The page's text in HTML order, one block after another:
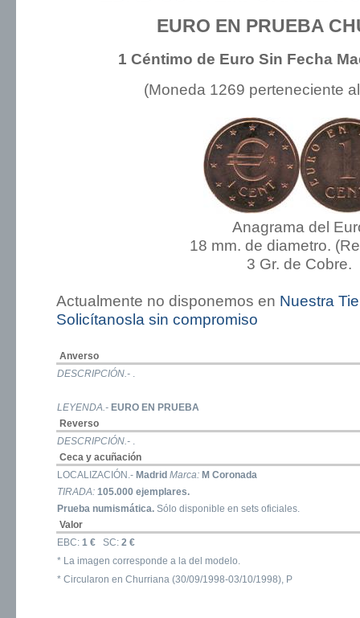
EURO EN PRUEBA
1 Céntimo de Euro Sin Fecha
(Moneda 1269 perteneciente
Anagrama del
18 mm. de diametro.
3 Gr. de Cobre.
Actualmente no disponemos en Nuestra
Solicítanosla sin compromiso
Anverso
DESCRIPCIÓN.- .
LEYENDA.- EURO EN PRUEBA
Reverso
DESCRIPCIÓN.- .
Ceca y acuñación
LOCALIZACIÓN.- Madrid Marca: M Coronada
TIRADA: 105.000 ejemplares.
Prueba numismática. Sólo disponible en sets oficiales.
Valor
EBC: 1 € SC: 2 €
* La imagen corresponde a la del modelo.
* Circularon en Churriana (30/09/1998-03/10/1998), P